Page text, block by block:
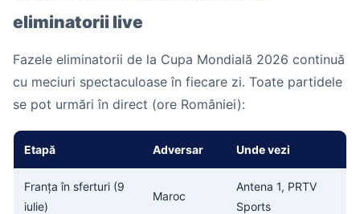
eliminatorii live
Fazele eliminatorii de la Cupa Mondială 2026 continuă
cu meciuri spectaculoase în fiecare zi. Toate partidele
se pot urmări în direct (ore României):
Etapă Adversar Unde vezi
Franța în sferturi (9
iulie)
Maroc
Antena 1, PRTV
Sports